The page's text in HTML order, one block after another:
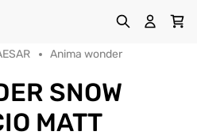
Anima wonder
SNOW
MATT